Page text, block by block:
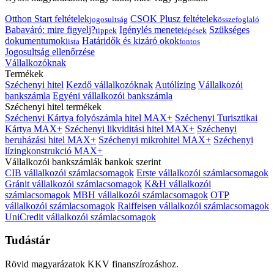
Otthon Start feltételekjogosultság CSOK Plusz feltételekösszefoglaló
Babaváró: mire figyelj?tippek Igénylés menetelépések Szükséges
dokumentumoklista Határidők és kizáró okokfontos
Jogosultság ellenőrzése
Vállalkozóknak
Termékek
Széchenyi hitel Kezdő vállalkozóknak Autólízing Vállalkozói
bankszámla Egyéni vállalkozói bankszámla
Széchenyi hitel termékek
Széchenyi Kártya folyószámla hitel MAX+ Széchenyi Turisztikai
Kártya MAX+ Széchenyi likviditási hitel MAX+ Széchenyi
beruházási hitel MAX+ Széchenyi mikrohitel MAX+ Széchenyi
lízingkonstrukció MAX+
Vállalkozói bankszámlák bankok szerint
CIB vállalkozói számlacsomagok Erste vállalkozói számlacsomagok
Gránit vállalkozói számlacsomagok K&H vállalkozói
számlacsomagok MBH vállalkozói számlacsomagok OTP
vállalkozói számlacsomagok Raiffeisen vállalkozói számlacsomagok
UniCredit vállalkozói számlacsomagok
Tudástár
Rövid magyarázatok KKV finanszírozáshoz.